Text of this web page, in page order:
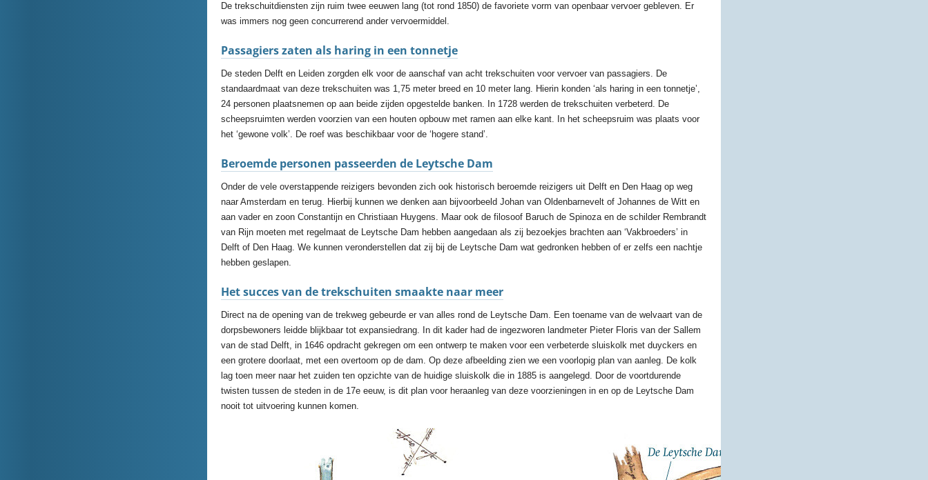
De trekschuitdiensten zijn ruim twee eeuwen lang (tot rond 1850) de favoriete vorm van openbaar vervoer gebleven. Er
was immers nog geen concurrerend ander vervoermiddel.
Passagiers zaten als haring in een tonnetje
De steden Delft en Leiden zorgden elk voor de aanschaf van acht trekschuiten voor vervoer van passagiers. De
standaardmaat van deze trekschuiten was 1,75 meter breed en 10 meter lang. Hierin konden ‘als haring in een tonnetje’,
24 personen plaatsnemen op aan beide zijden opgestelde banken. In 1728 werden de trekschuiten verbeterd. De
scheepsruimten werden voorzien van een houten opbouw met ramen aan elke kant. In het scheepsruim was plaats voor
het ‘gewone volk’. De roef was beschikbaar voor de ‘hogere stand’.
Beroemde personen passeerden de Leytsche Dam
Onder de vele overstappende reizigers bevonden zich ook historisch beroemde reizigers uit Delft en Den Haag op weg
naar Amsterdam en terug. Hierbij kunnen we denken aan bijvoorbeeld Johan van Oldenbarnevelt of Johannes de Witt en
aan vader en zoon Constantijn en Christiaan Huygens. Maar ook de filosoof Baruch de Spinoza en de schilder Rembrandt
van Rijn moeten met regelmaat de Leytsche Dam hebben aangedaan als zij bezoekjes brachten aan ‘Vakbroeders’ in
Delft of Den Haag. We kunnen veronderstellen dat zij bij de Leytsche Dam wat gedronken hebben of er zelfs een nachtje
hebben geslapen.
Het succes van de trekschuiten smaakte naar meer
Direct na de opening van de trekweg gebeurde er van alles rond de Leytsche Dam. Een toename van de welvaart van de
dorpsbewoners leidde blijkbaar tot expansiedrang. In dit kader had de ingezworen landmeter Pieter Floris van der Sallem
van de stad Delft, in 1646 opdracht gekregen om een ontwerp te maken voor een verbeterde sluiskolk met duyckers en
een grotere doorlaat, met een overtoom op de dam. Op deze afbeelding zien we een voorlopig plan van aanleg. De kolk
lag toen meer naar het zuiden ten opzichte van de huidige sluiskolk die in 1885 is aangelegd. Door de voortdurende
twisten tussen de steden in de 17e eeuw, is dit plan voor heraanleg van deze voorzieningen in en op de Leytsche Dam
nooit tot uitvoering kunnen komen.